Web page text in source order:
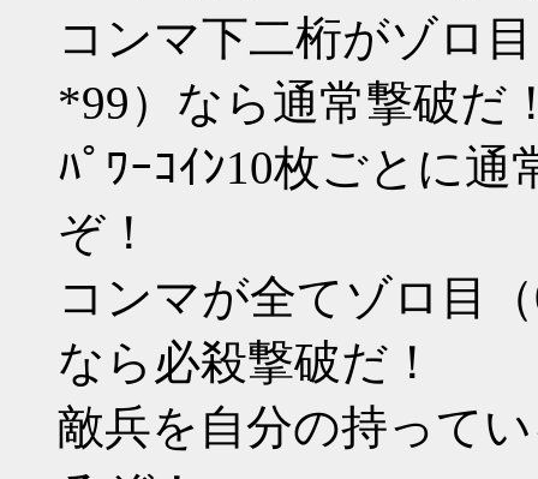
コンマ下二桁がゾロ
*99）なら通常撃破だ
ﾊﾟﾜｰｺｲﾝ10枚ごとに
ぞ！
コンマが全てゾロ目（
なら必殺撃破だ！
敵兵を自分の持って